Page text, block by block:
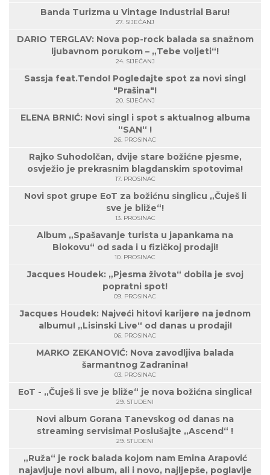
Banda Turizma u Vintage Industrial Baru!
27. SIJEČANJ
DARIO TERGLAV: Nova pop-rock balada sa snažnom
ljubavnom porukom – „Tebe voljeti“!
24. SIJEČANJ
Sassja feat.Tendo! Pogledajte spot za novi singl
"Prašina"!
20. SIJEČANJ
ELENA BRNIĆ: Novi singl i spot s aktualnog albuma
“SAN“ !
26. PROSINAC
Rajko Suhodolčan, dvije stare božićne pjesme,
osvježio je prekrasnim blagdanskim spotovima!
17. PROSINAC
Novi spot grupe EoT za božićnu singlicu „Čuješ li
sve je bliže“!
13. PROSINAC
Album „Spašavanje turista u japankama na
Biokovu“ od sada i u fizičkoj prodaji!
10. PROSINAC
Jacques Houdek: „Pjesma života“ dobila je svoj
popratni spot!
09. PROSINAC
Jacques Houdek: Najveći hitovi karijere na jednom
albumu! „Lisinski Live“ od danas u prodaji!
06. PROSINAC
MARKO ZEKANOVIĆ: Nova zavodljiva balada
šarmantnog Zadranina!
03. PROSINAC
EoT - „Čuješ li sve je bliže“ je nova božićna singlica!
29. STUDENI
Novi album Gorana Tanevskog od danas na
streaming servisima! Poslušajte „Ascend“ !
29. STUDENI
„Ruža“ je rock balada kojom nam Emina Arapović
najavljuje novi album, ali i novo, najljepše, poglavlje